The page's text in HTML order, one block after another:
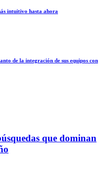
intuitivo hasta ahora
de la integración de sus equipos con
que dominan